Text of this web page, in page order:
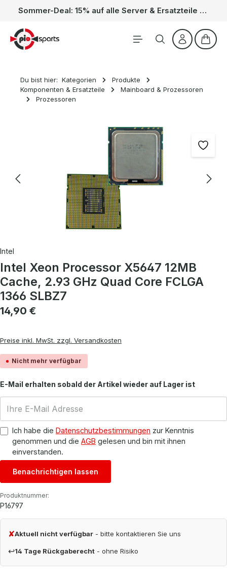
Zum Hauptinhalt springen Sommer-Deal: 15% auf alle Server & Ersatzteile – Kein Code nötig, der Rabatt wird automatisch im Warenkorb abgezogen. Gültig vom 01.06. bis 31.08.
Du bist hier: Kategorien
Produkte
Komponenten & Ersatzteile
Mainboard & Prozessoren
Prozessoren
Intel
Intel Xeon Processor X5647 12MB
Cache, 2.93 GHz Quad Core FCLGA
1366 SLBZ7
Regulärer Preis:
14,90 €
Preise inkl. MwSt. zzgl. Versandkosten
Nicht mehr verfügbar
E-Mail erhalten sobald der Artikel wieder auf Lager ist
Ich habe die Datenschutzbestimmungen zur Kenntnis
genommen und die AGB gelesen und bin mit ihnen
einverstanden.
Benachrichtigen lassen
Produktnummer:
P16797
✘Aktuell nicht verfügbar - bitte kontaktieren Sie uns
↩14 Tage Rückgaberecht - ohne Risiko